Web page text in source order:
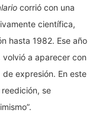
corrió con una
científica,
hasta 1982. Ese año
a aparecer con
expresión. En este
se